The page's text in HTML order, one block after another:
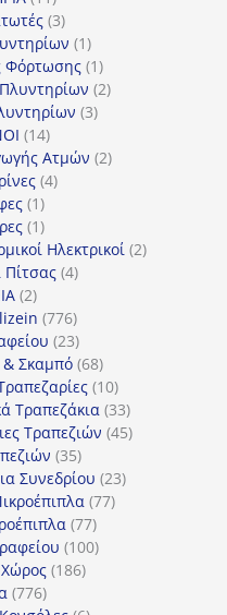
προϊόντα
33
προϊόντα
11
προϊόν
Φόρτωσης 11
προϊόν
22
33
1414
προϊόντα
Ατμών 22
44
11
προϊόν
11
προϊόν
Ηλεκτρικοί 22
44
22
προϊόντα
776776
προϊόντα
2323
προϊόντα
& Σκαμπό 6868
προϊόντα
1010
προϊόντα
Τραπεζάκια 3333
προϊόντα
Τραπεζιών 4545
3535
προϊόντα
Συνεδρίου 2323
7777
7777
προϊόντα
100100
Χώρος 186186
776776